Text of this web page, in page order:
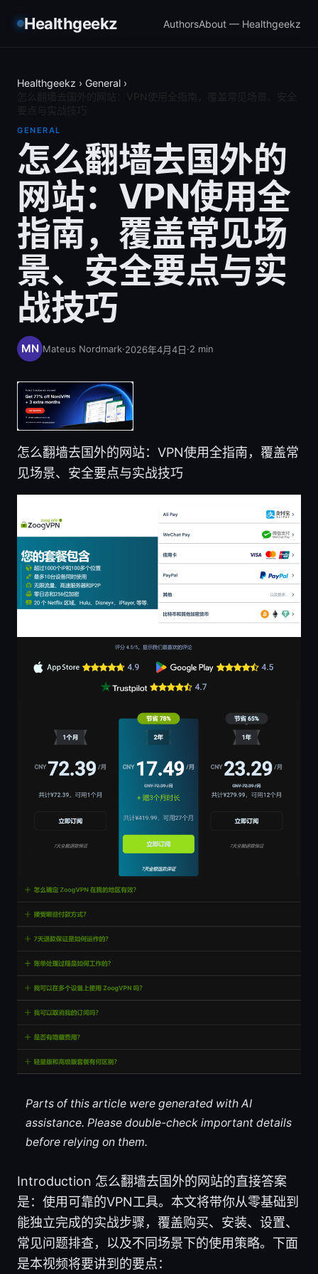
Healthgeekz AuthorsAbout — Healthgeekz
Healthgeekz › General ›
GENERAL
怎么翻墙去国外的
网站：VPN使用全
指南，覆盖常见场
景、安全要点与实
战技巧
Mateus Nordmark·2026年4月4日·2 min
怎么翻墙去国外的网站：VPN使用全指南，覆盖常
见场景、安全要点与实战技巧
Parts of this article were generated with AI
assistance. Please double-check important details
before relying on them.
Introduction 怎么翻墙去国外的网站的直接答案
是：使用可靠的VPN工具。本文将带你从零基础到
能独立完成的实战步骤，覆盖购买、安装、设置、
常见问题排查，以及不同场景下的使用策略。下面
是本视频将要讲到的要点：